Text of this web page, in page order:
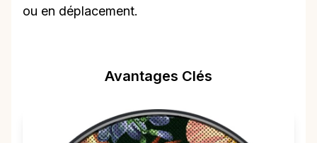
ou en déplacement.
Avantages Clés